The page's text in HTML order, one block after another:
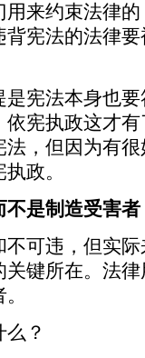
来约束法律
宪法的法律
宪法本身也
宪执政这才
，但因为有
政。
不是制造受害者
可违，但实
键所在。法
？